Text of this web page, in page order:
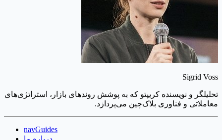
Sigrid Voss
تحلیلگر و نویسنده کریپتو که به پوشش روندهای بازار، استراتژی‌های
معاملاتی و فناوری بلاک‌چین می‌پردازد.
navGuides